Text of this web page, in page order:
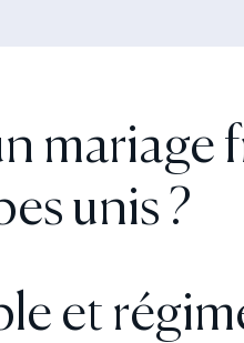
mariage
unis ?
et